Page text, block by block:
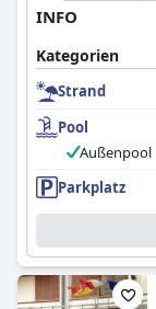
INFO
Kategorien
Strand
Pool
Außenpool
Parkplatz